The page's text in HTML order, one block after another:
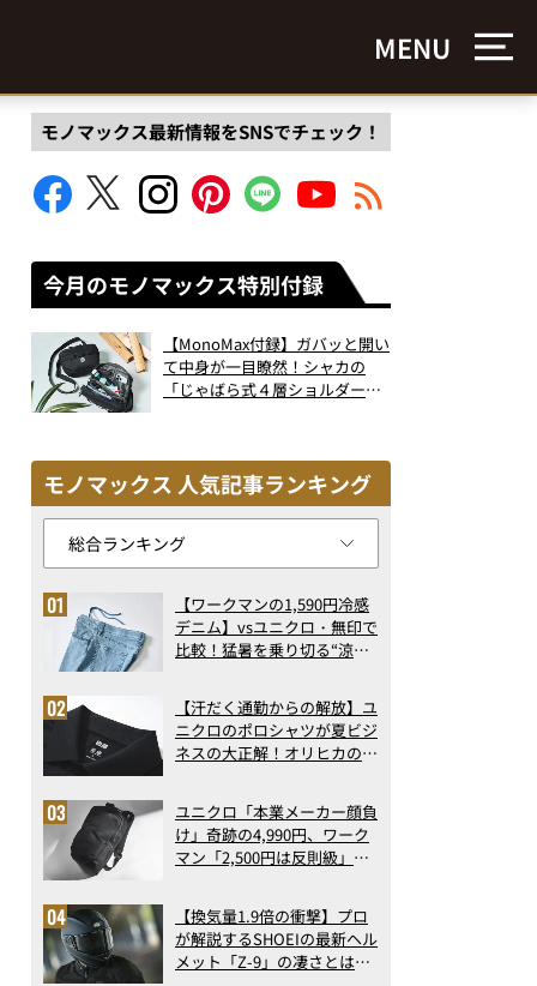
MENU
モノマックス最新情報をSNSでチェック！
今月のモノマックス特別付録
【MonoMax付録】ガバッと開い
て中身が一目瞭然！シャカの
「じゃばら式４層ショルダーバ
モノマックス 人気記事ランキング
【ワークマンの1,590円冷感
デニム】vsユニクロ・無印で
比較！猛暑を乗り切る“涼感
で決定版
【汗だく通勤からの解放】ユ
ニクロのポロシャツが夏ビジ
ネスの大正解！オリヒカの透
アの実力
ユニクロ「本業メーカー顔負
け」奇跡の4,990円、ワーク
マン「2,500円は反則級」凄
ト3】（2026年6月版）
【換気量1.9倍の衝撃】プロ
が解説するSHOEIの最新ヘル
メット「Z-9」の凄さとは？